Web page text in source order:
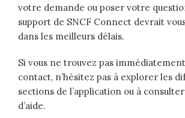
votre demande ou poser votre
support de SNCF Connect devrait
dans les meilleurs délais.
Si vous ne trouvez pas
contact, n’hésitez pas à explorer les
sections de l’application ou à
d’aide.